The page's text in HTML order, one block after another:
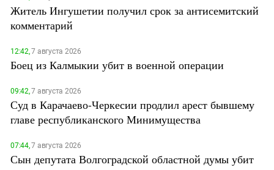
Житель Ингушетии получил срок за антисемитский
комментарий
12:42,7 августа 2026
Боец из Калмыкии убит в военной операции
09:42,7 августа 2026
Суд в Карачаево-Черкесии продлил арест бывшему
главе республиканского Минимущества
07:44,7 августа 2026
Сын депутата Волгоградской областной думы убит